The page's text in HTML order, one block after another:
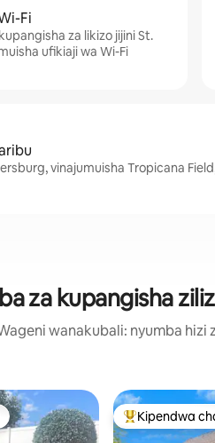
Fi
za likizo jijini St.
ufikiaji wa Wi-Fi
vinajumuisha Tropicana
za kupangisha
wanakubali: nyumba hizi
Kipendwa
Kipendwa